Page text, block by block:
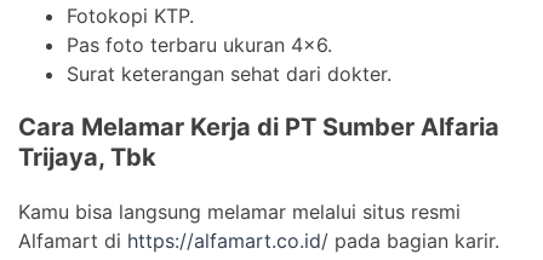
Fotokopi KTP.
Pas foto terbaru ukuran 4×6.
Surat keterangan sehat dari dokter.
Cara Melamar Kerja di PT Sumber Alfaria
Trijaya, Tbk
Kamu bisa langsung melamar melalui situs resmi
Alfamart di https://alfamart.co.id/ pada bagian karir.